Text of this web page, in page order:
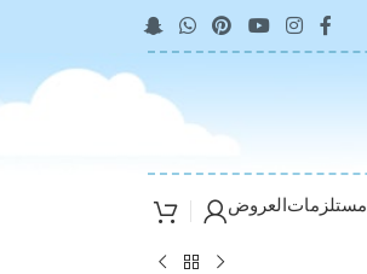
مستلزماتالعروض